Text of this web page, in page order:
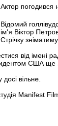
Актор погодився
Відомий
ім'я Віктор
Стрічку
від імені
США ще з
вільне.
Manifest